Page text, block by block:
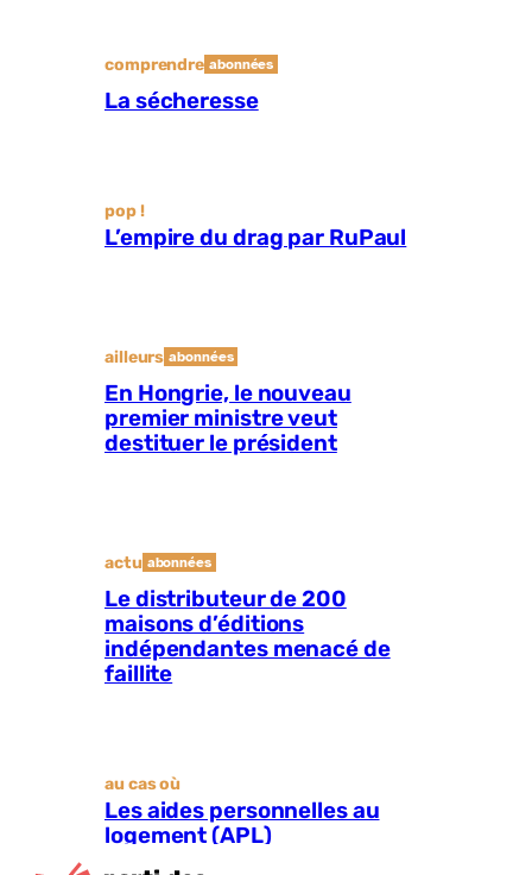
comprendre abonnées
La sécheresse
pop !
L’empire du drag par RuPaul
ailleurs abonnées
En Hongrie, le nouveau
premier ministre veut
destituer le président
actu abonnées
Le distributeur de 200
maisons d’éditions
indépendantes menacé de
faillite
au cas où
Les aides personnelles au
logement (APL)